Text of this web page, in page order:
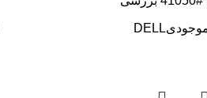
موجودیDELL